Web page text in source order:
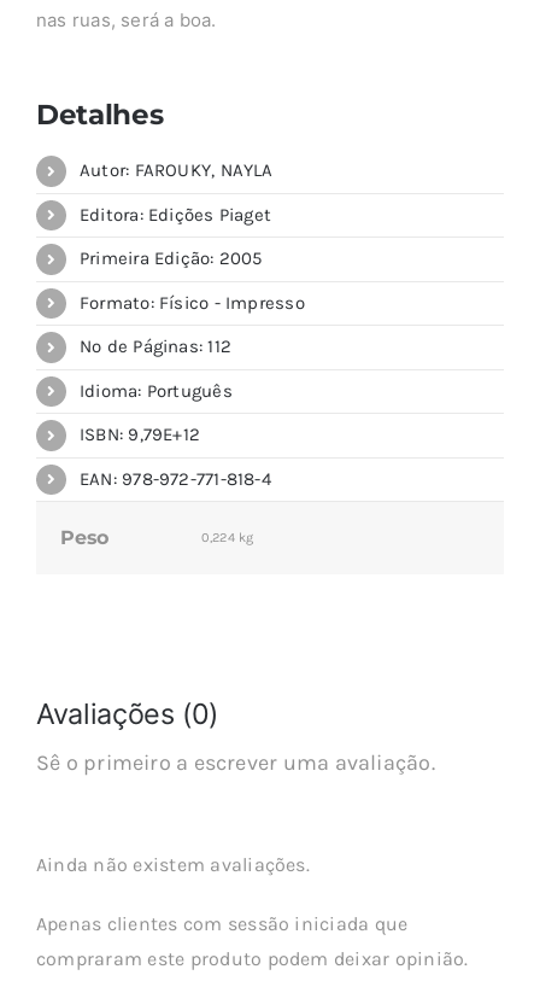
nas ruas, será a boa.
Detalhes
Autor: FAROUKY, NAYLA
Editora: Edições Piaget
Primeira Edição: 2005
Formato: Físico - Impresso
Nº de Páginas: 112
Idioma: Português
ISBN: 9,79E+12
EAN: 978-972-771-818-4
Peso 0,224 kg
Avaliações (0)
Sê o primeiro a escrever uma avaliação.
Ainda não existem avaliações.
Apenas clientes com sessão iniciada que
compraram este produto podem deixar opinião.